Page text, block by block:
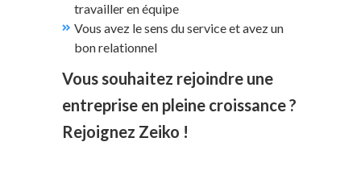
travailler en équipe
Vous avez le sens du service et avez un
bon relationnel
Vous souhaitez rejoindre une
entreprise en pleine croissance ?
Rejoignez Zeiko !